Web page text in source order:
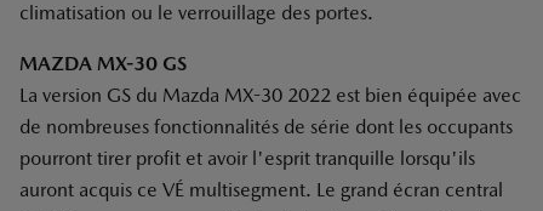
climatisation ou le verrouillage des portes.
MAZDA MX-30 GS
La version GS du Mazda MX-30 2022 est bien équipée avec
de nombreuses fonctionnalités de série dont les occupants
pourront tirer profit et avoir l'esprit tranquille lorsqu'ils
auront acquis ce VÉ multisegment. Le grand écran central